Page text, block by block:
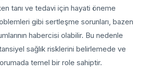
tanı ve tedavi için hayati öneme
gibi sertleşme sorunları, bazen
habercisi olabilir. Bu nedenle
sağlık risklerini belirlemede ve
temel bir role sahiptir.